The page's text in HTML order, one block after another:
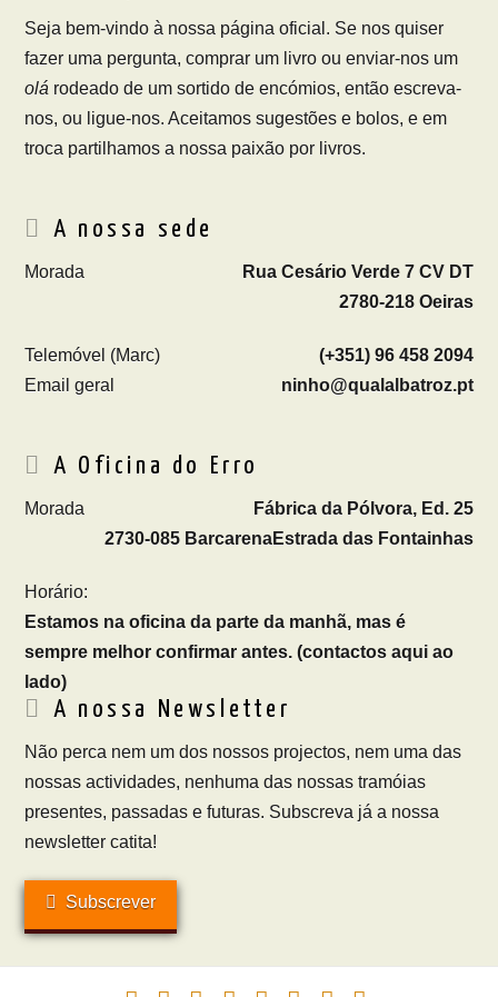
Seja bem-vindo à nossa página oficial. Se nos quiser
fazer uma pergunta, comprar um livro ou enviar-nos um
olá rodeado de um sortido de encómios, então escreva-
nos, ou ligue-nos. Aceitamos sugestões e bolos, e em
troca partilhamos a nossa paixão por livros.
A nossa sede
Morada
Rua Cesário Verde 7 CV DT
2780-218 Oeiras
Telemóvel (Marc)
(+351) 96 458 2094
Email geral
ninho@qualalbatroz.pt
A Oficina do Erro
Morada
Fábrica da Pólvora, Ed. 25
Estrada das Fontainhas
2730-085 Barcarena
Horário:
Estamos na oficina da parte da manhã, mas é
sempre melhor confirmar antes. (contactos aqui ao
lado)
A nossa Newsletter
Não perca nem um dos nossos projectos, nem uma das
nossas actividades, nenhuma das nossas tramóias
presentes, passadas e futuras. Subscreva já a nossa
newsletter catita!
Subscrever